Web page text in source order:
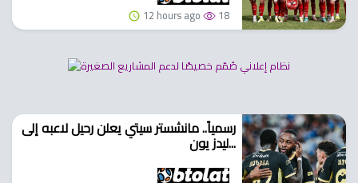
12 hours ago 18
رسمياً.. مانشستر سيتي يعلن رحيل لاعبه إلى
ليدز يون...